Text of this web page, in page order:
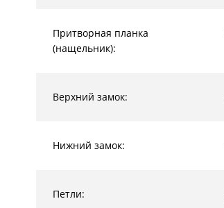
Притворная планка
(нащельник):
Верхний замок:
Нижний замок:
Петли: